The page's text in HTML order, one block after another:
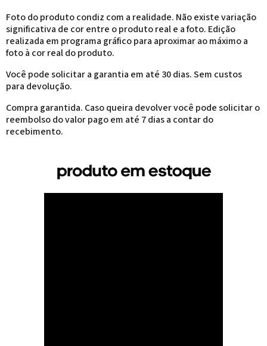
Foto do produto condiz com a realidade. Não existe variação
significativa de cor entre o produto real e a foto. Edição
realizada em programa gráfico para aproximar ao máximo a
foto à cor real do produto.
Você pode solicitar a garantia em até 30 dias. Sem custos
para devolução.
Compra garantida. Caso queira devolver você pode solicitar o
reembolso do valor pago em até 7 dias a contar do
recebimento.